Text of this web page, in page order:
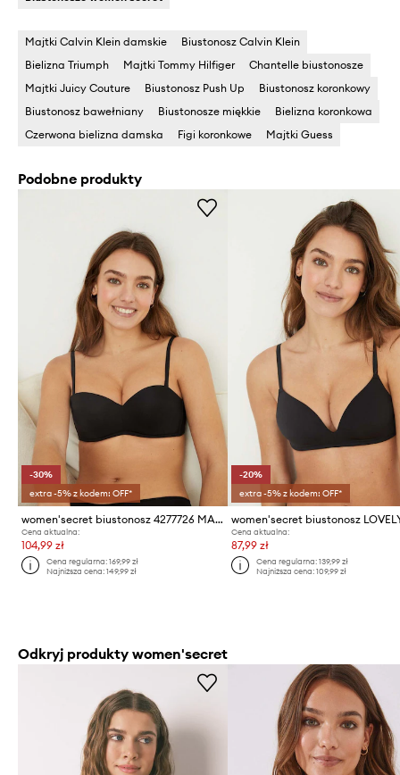
Majtki Calvin Klein damskie
Biustonosz Calvin Klein
Bielizna Triumph
Majtki Tommy Hilfiger
Chantelle biustonosze
Majtki Juicy Couture
Biustonosz Push Up
Biustonosz koronkowy
Biustonosz bawełniany
Biustonosze miękkie
Bielizna koronkowa
Czerwona bielizna damska
Figi koronkowe Majtki Guess
Podobne produkty
-30%
extra -5% z kodem: OFF*
women'secret biustonosz 4277726 MAGICAL
Cena aktualna:
104,99 zł
Cena regularna:169,99 zł
Najniższa cena:149,99 zł
-20%
extra -5% z kodem: OFF*
women'secret biustonosz
Cena aktualna:
87,99 zł
Cena regularna: 139,99 zł
Najniższa cena: 109,99 zł
Odkryj produkty women'secret